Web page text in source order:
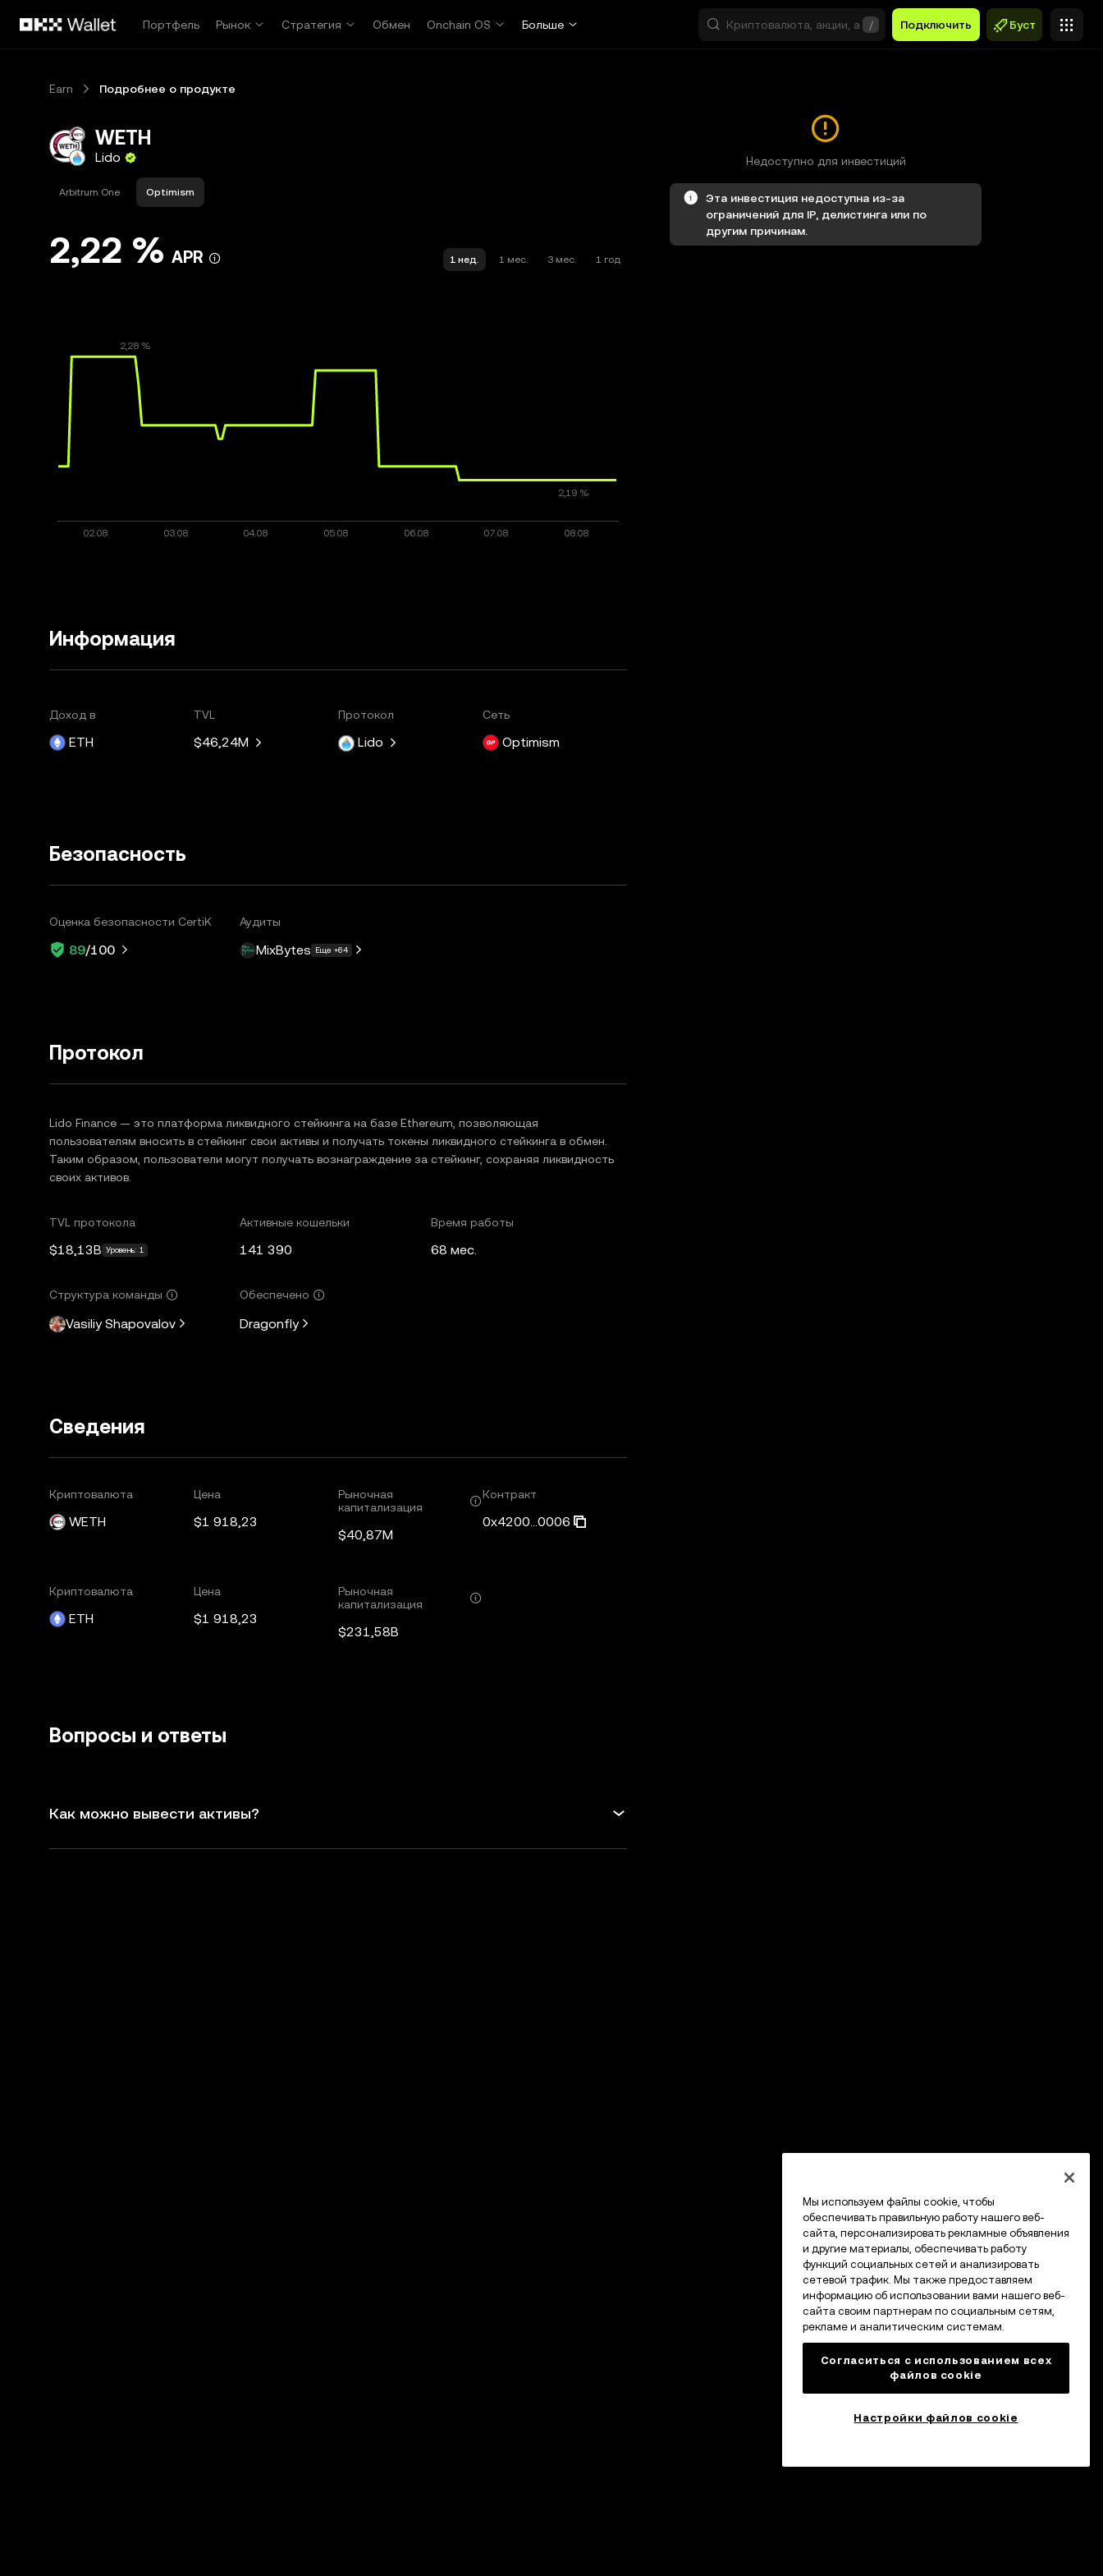
Портфель
Рынок Стратегия Обмен Onchain OS Больше / Подключить Буст
Earn Подробнее о продукте
WETH
Lido
Arbitrum One Optimism
2,22 % APR 1 нед. 1 мес. 3 мес. 1 год
Информация
Доход в
ETH
TVL
$46,24M
Протокол
Lido
Сеть
Optimism
Безопасность
Оценка безопасности CertiK
89/100
Аудиты
MixBytes Еще +64
Протокол
Lido Finance — это платформа ликвидного стейкинга на базе Ethereum, позволяющая
пользователям вносить в стейкинг свои активы и получать токены ликвидного стейкинга в обмен.
Таким образом, пользователи могут получать вознаграждение за стейкинг, сохраняя ликвидность
своих активов.
TVL протокола
$18,13B Уровень: 1
Активные кошельки
141 390
Время работы
68 мес.
Структура команды
Vasiliy Shapovalov
Обеспечено
Dragonfly
Сведения
Криптовалюта
WETH
Цена
$1 918,23
Рыночная
капитализация
$40,87M
Контракт
0x4200...0006
Криптовалюта
ETH
Цена
$1 918,23
Рыночная
капитализация
$231,58B
Вопросы и ответы
Как можно вывести активы?
Недоступно для инвестиций
Эта инвестиция недоступна из-за
ограничений для IP, делистинга или по
другим причинам.
Мы используем файлы cookie, чтобы
обеспечивать правильную работу нашего веб-
сайта, персонализировать рекламные объявления
и другие материалы, обеспечивать работу
функций социальных сетей и анализировать
сетевой трафик. Мы также предоставляем
информацию об использовании вами нашего веб-
сайта своим партнерам по социальным сетям,
рекламе и аналитическим системам.
Согласиться с использованием всех
файлов cookie
Настройки файлов cookie